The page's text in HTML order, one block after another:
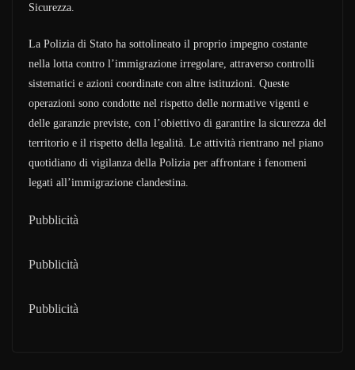
Sicurezza.
La Polizia di Stato ha sottolineato il proprio impegno costante
nella lotta contro l’immigrazione irregolare, attraverso controlli
sistematici e azioni coordinate con altre istituzioni. Queste
operazioni sono condotte nel rispetto delle normative vigenti e
delle garanzie previste, con l’obiettivo di garantire la sicurezza del
territorio e il rispetto della legalità. Le attività rientrano nel piano
quotidiano di vigilanza della Polizia per affrontare i fenomeni
legati all’immigrazione clandestina.
Pubblicità
Pubblicità
Pubblicità